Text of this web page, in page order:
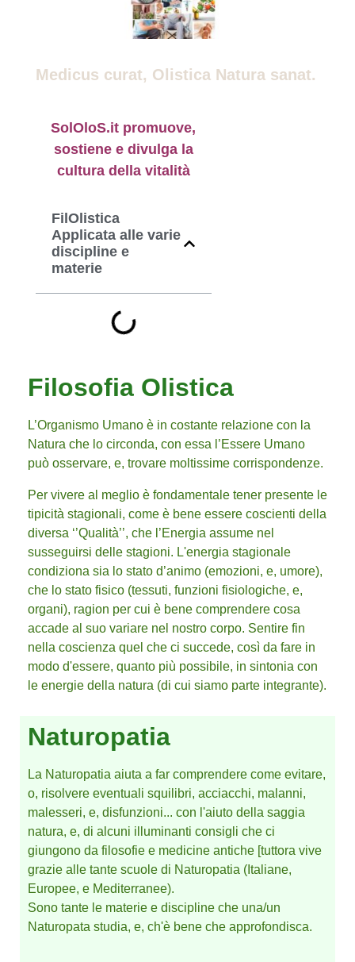
Medicus curat, Olistica Natura sanat.
SolOloS.it promuove,
sostiene e divulga la
cultura della vitalità
FilOlistica
Applicata alle varie
discipline e
materie
Filosofia Olistica
L’Organismo Umano è in costante relazione con la
Natura che lo circonda, con essa l’Essere Umano
può osservare, e, trovare moltissime corrispondenze.
Per vivere al meglio è fondamentale tener presente le
tipicità stagionali, come è bene essere coscienti della
diversa ‘’Qualità’’, che l’Energia assume nel
susseguirsi delle stagioni. L'energia stagionale
condiziona sia lo stato d’animo (emozioni, e, umore),
che lo stato fisico (tessuti, funzioni fisiologiche, e,
organi), ragion per cui è bene comprendere cosa
accade al suo variare nel nostro corpo. Sentire fin
nella coscienza quel che ci succede, così da fare in
modo d'essere, quanto più possibile, in sintonia con
le energie della natura (di cui siamo parte integrante).
Naturopatia
La Naturopatia aiuta a far comprendere come evitare,
o, risolvere eventuali squilibri, acciacchi, malanni,
malesseri, e, disfunzioni... con l'aiuto della saggia
natura, e, di alcuni illuminanti consigli che ci
giungono da filosofie e medicine antiche [tuttora vive
grazie alle tante scuole di Naturopatia (Italiane,
Europee, e Mediterranee).
Sono tante le materie e discipline che una/un
Naturopata studia, e, ch'è bene che approfondisca.